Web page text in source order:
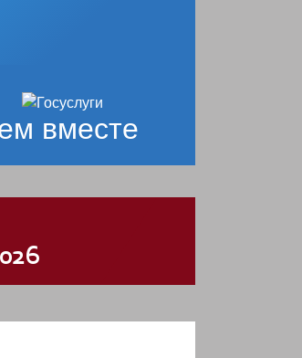
вместе